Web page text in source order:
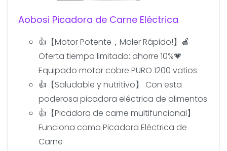
Aobosi Picadora de Carne Eléctrica
👍【Motor Potente，Moler Rápido!】🍎
Oferta tiempo limitado: ahorre 10%💗
Equipado motor cobre PURO 1200 vatios
👍【Saludable y nutritivo】 Con esta
poderosa picadora eléctrica de alimentos
👍【Picadora de carne multifuncional】
Funciona como Picadora Eléctrica de
Carne